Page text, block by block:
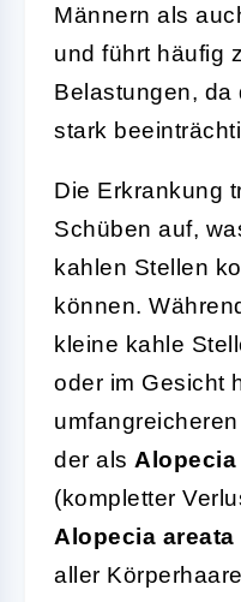
Männern als
und führt häufig
Belastungen, da
stark
Die Erkrankung
Schüben auf,
kahlen Stellen
können.
kleine kahle
oder im Gesicht
umfangreicheren
der als
(kompletter
Alopecia
aller